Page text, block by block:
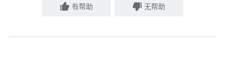
有帮助 无帮助